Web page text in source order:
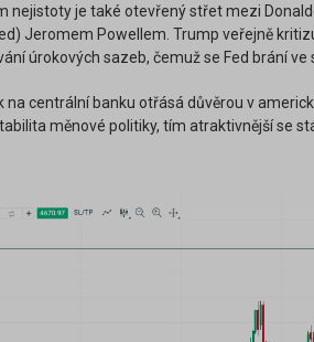
nejistoty je také otevřený střet mezi
Jeromem Powellem. Trump veřejně
úrokových sazeb, čemuž se Fed brání
na centrální banku otřásá důvěrou v
měnové politiky, tím atraktivnější se